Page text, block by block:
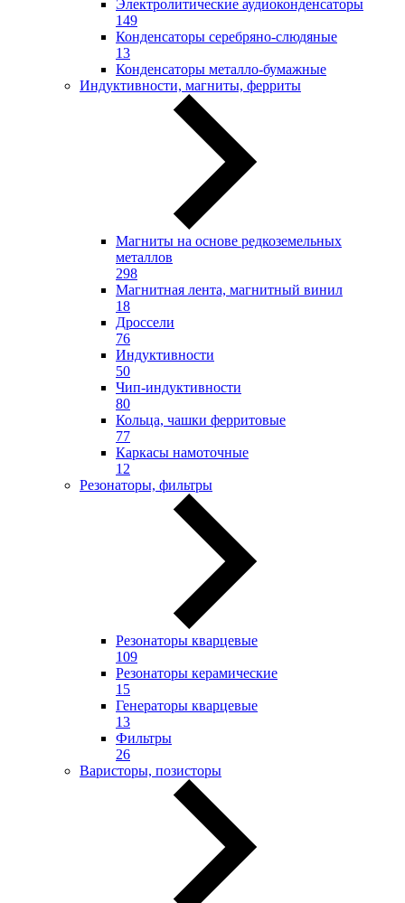
Электролитические аудиоконденсаторы
149
Конденсаторы серебряно-слюдяные
13
Конденсаторы металло-бумажные
Индуктивности, магниты, ферриты
Магниты на основе редкоземельных
металлов
298
Магнитная лента, магнитный винил
18
Дроссели
76
Индуктивности
50
Чип-индуктивности
80
Кольца, чашки ферритовые
77
Каркасы намоточные
12
Резонаторы, фильтры
Резонаторы кварцевые
109
Резонаторы керамические
15
Генераторы кварцевые
13
Фильтры
26
Варисторы, позисторы